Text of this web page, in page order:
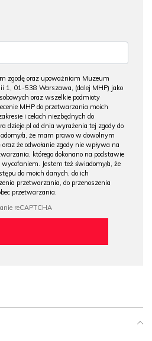
zgodę oraz upoważniam Muzeum
1, 01-538 Warszawa, (dalej MHP) jako
oraz wszelkie podmioty
MHP do przetwarzania moich
i celach niezbędnych do
dzieje.pl od dnia wyrażenia tej zgody do
a, że mam prawo w dowolnym
oraz że odwołanie zgody nie wpływa na
którego dokonano na podstawie
wycofaniem. Jestem też świadomy/a, że
do moich danych, do ich
przetwarzania, do przenoszenia
przetwarzania.